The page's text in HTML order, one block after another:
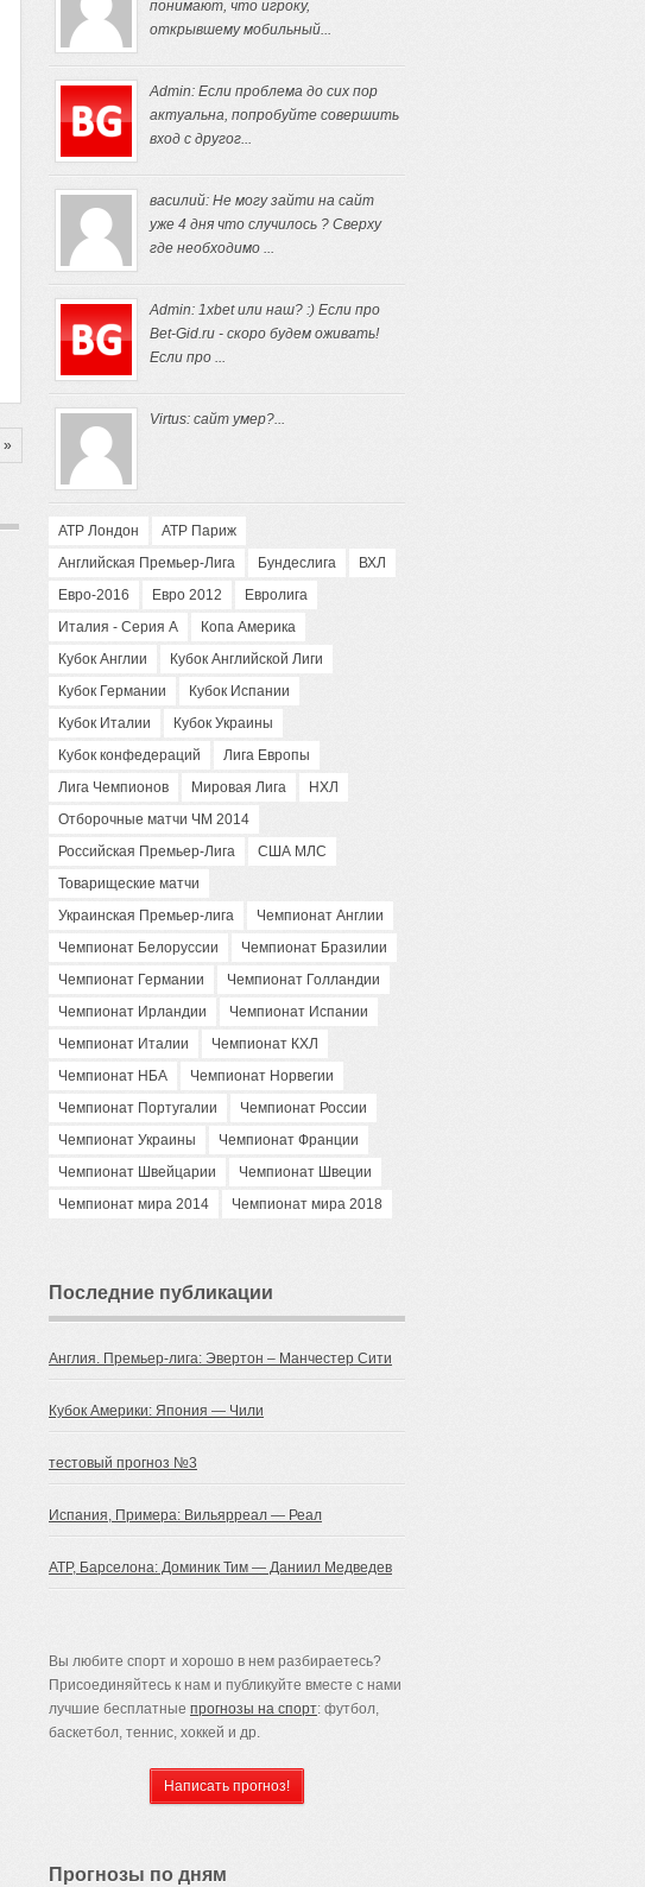
»
понимают, что игроку,
открывшему мобильный...
Admin: Если проблема до сих пор
актуальна, попробуйте совершить
вход с другог...
василий: Не могу зайти на сайт
уже 4 дня что случилось ? Сверху
где необходимо ...
Admin: 1xbet или наш? :) Если про
Bet-Gid.ru - скоро будем оживать!
Если про ...
Virtus: сайт умер?...
ATP Лондон
АТP Париж
Английская Премьер-Лига
Бундеслига
ВХЛ
Евро-2016
Евро 2012
Евролига
Италия - Серия А
Копа Америка
Кубок Англии
Кубок Английской Лиги
Кубок Германии
Кубок Испании
Кубок Италии
Кубок Украины
Кубок конфедераций
Лига Европы
Лига Чемпионов
Мировая Лига
НХЛ
Отборочные матчи ЧМ 2014
Российская Премьер-Лига
США МЛС
Товарищеские матчи
Украинская Премьер-лига
Чемпионат Англии
Чемпионат Белоруссии
Чемпионат Бразилии
Чемпионат Германии
Чемпионат Голландии
Чемпионат Ирландии
Чемпионат Испании
Чемпионат Италии
Чемпионат КХЛ
Чемпионат НБА
Чемпионат Норвегии
Чемпионат Португалии
Чемпионат России
Чемпионат Украины
Чемпионат Франции
Чемпионат Швейцарии
Чемпионат Швеции
Чемпионат мира 2014
Чемпионат мира 2018
Последние публикации
Англия. Премьер-лига: Эвертон – Манчестер Сити
Кубок Америки: Япония — Чили
тестовый прогноз №3
Испания, Примера: Вильярреал — Реал
ATP, Барселона: Доминик Тим — Даниил Медведев
Вы любите спорт и хорошо в нем разбираетесь?
Присоединяйтесь к нам и публикуйте вместе с нами
лучшие бесплатные прогнозы на спорт: футбол,
баскетбол, теннис, хоккей и др.
Прогнозы по дням